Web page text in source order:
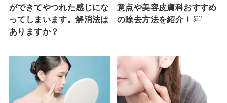
ができてやつれた感じにな
ってしまいます。解消法は
ありますか？
意点や美容皮膚科おすすめ
の除去方法を紹介！ ￼